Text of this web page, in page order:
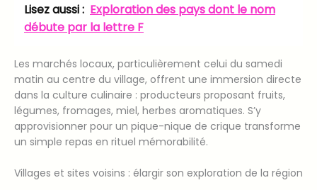
Lisez aussi : Exploration des pays dont le nom
débute par la lettre F
Les marchés locaux, particulièrement celui du samedi
matin au centre du village, offrent une immersion directe
dans la culture culinaire : producteurs proposant fruits,
légumes, fromages, miel, herbes aromatiques. S’y
approvisionner pour un pique-nique de crique transforme
un simple repas en rituel mémorabilité.
Villages et sites voisins : élargir son exploration de la région